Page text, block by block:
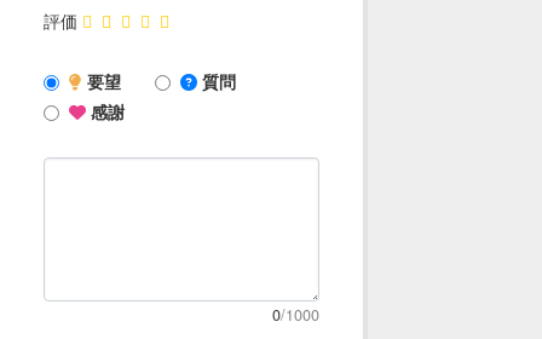
評価
要望
質問
感謝
0/1000